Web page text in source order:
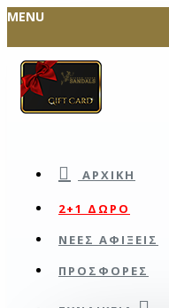
MENU
ΑΡΧΙΚΉ
2+1 ΔΩΡΟ
ΝΕΕΣ ΑΦΙΞΕΙΣ
ΠΡΟΣΦΟΡΕΣ